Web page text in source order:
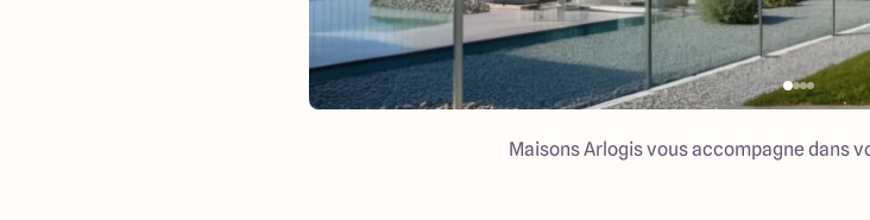
Maisons Arlogis vous accompagne dans